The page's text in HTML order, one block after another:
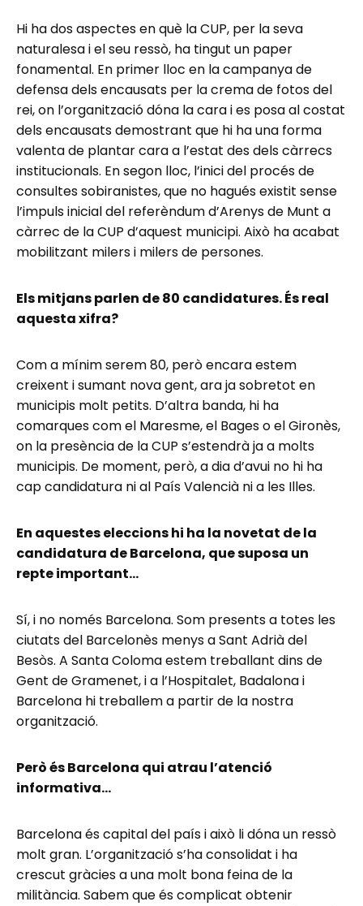
Hi ha dos aspectes en què la CUP, per la seva
naturalesa i el seu ressò, ha tingut un paper
fonamental. En primer lloc en la campanya de
defensa dels encausats per la crema de fotos del
rei, on l’organització dóna la cara i es posa al costat
dels encausats demostrant que hi ha una forma
valenta de plantar cara a l’estat des dels càrrecs
institucionals. En segon lloc, l’inici del procés de
consultes sobiranistes, que no hagués existit sense
l’impuls inicial del referèndum d’Arenys de Munt a
càrrec de la CUP d’aquest municipi. Això ha acabat
mobilitzant milers i milers de persones.
Els mitjans parlen de 80 candidatures. És real
aquesta xifra?
Com a mínim serem 80, però encara estem
creixent i sumant nova gent, ara ja sobretot en
municipis molt petits. D’altra banda, hi ha
comarques com el Maresme, el Bages o el Gironès,
on la presència de la CUP s’estendrà ja a molts
municipis. De moment, però, a dia d’avui no hi ha
cap candidatura ni al País Valencià ni a les Illes.
En aquestes eleccions hi ha la novetat de la
candidatura de Barcelona, que suposa un
repte important…
Sí, i no només Barcelona. Som presents a totes les
ciutats del Barcelonès menys a Sant Adrià del
Besòs. A Santa Coloma estem treballant dins de
Gent de Gramenet, i a l’Hospitalet, Badalona i
Barcelona hi treballem a partir de la nostra
organització.
Però és Barcelona qui atrau l’atenció
informativa…
Barcelona és capital del país i això li dóna un ressò
molt gran. L’organització s’ha consolidat i ha
crescut gràcies a una molt bona feina de la
militància. Sabem que és complicat obtenir